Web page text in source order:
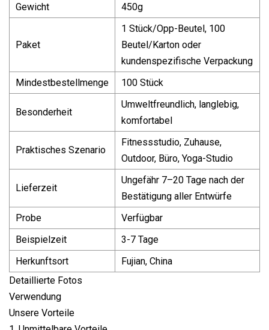
Gewicht
450g
Paket
1 Stück/Opp-Beutel, 100
Beutel/Karton oder
kundenspezifische Verpackung
Mindestbestellmenge
100 Stück
Besonderheit
Umweltfreundlich, langlebig,
komfortabel
Praktisches Szenario
Fitnessstudio, Zuhause,
Outdoor, Büro, Yoga-Studio
Lieferzeit
Ungefähr 7–20 Tage nach der
Bestätigung aller Entwürfe
Probe
Verfügbar
Beispielzeit
3-7 Tage
Herkunftsort
Fujian, China
Detaillierte Fotos
Verwendung
Unsere Vorteile